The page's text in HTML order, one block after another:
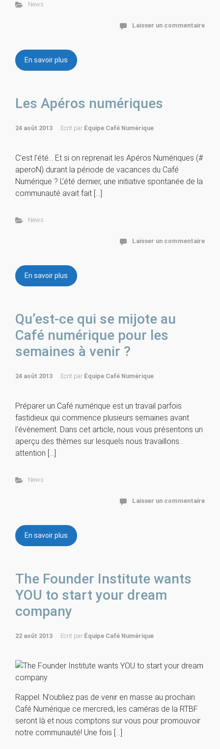
News
Laisser un commentaire
En savoir plus
Les Apéros numériques
24 août 2013 Ecrit par Équipe Café Numérique
C’est l’été… Et si on reprenait les Apéros Numériques (#
aperoN) durant la période de vacances du Café
Numérique ? L’été dernier, une initiative spontanée de la
communauté avait fait […]
News
Laisser un commentaire
En savoir plus
Qu’est-ce qui se mijote au
Café numérique pour les
semaines à venir ?
24 août 2013 Ecrit par Équipe Café Numérique
Préparer un Café numérique est un travail parfois
fastidieux qui commence plusieurs semaines avant
l’évènement. Dans cet article, nous vous présentons un
aperçu des thèmes sur lesquels nous travaillons…
attention […]
News
Laisser un commentaire
En savoir plus
The Founder Institute wants
YOU to start your dream
company
22 août 2013 Ecrit par Équipe Café Numérique
Rappel: N’oubliez pas de venir en masse au prochain
Café Numérique ce mercredi, les caméras de la RTBF
seront là et nous comptons sur vous pour promouvoir
notre communauté! Une fois […]